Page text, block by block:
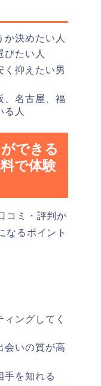
決めたい人
びたい人
く抑えたい男
、名古屋、福
る人
できる
で体験
コミ・評判か
なるポイント
ングしてく
会いの質が高
手を知れる